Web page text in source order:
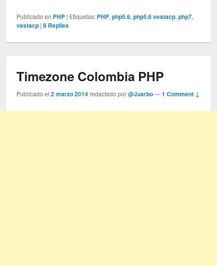
Publicado en PHP | Etiquetas: PHP,php5.6,php5.6 vestacp,php7,
vestacp |8 Replies
Timezone Colombia PHP
Publicado el2 marzo 2014 redactado por@Juarbo —1 Comment ↓